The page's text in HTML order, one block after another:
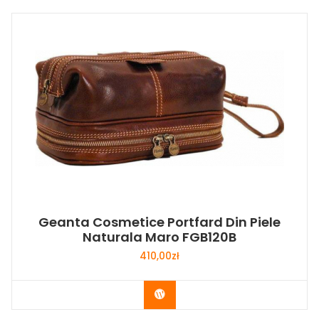
Geanta Cosmetice Portfard Din Piele
Naturala Maro FGB120B
410,00zł
Buy Now